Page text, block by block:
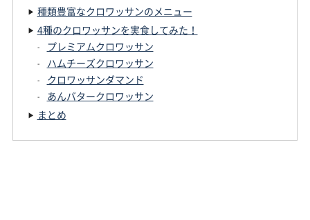
種類豊富なクロワッサンのメニュー
4種のクロワッサンを実食してみた！
プレミアムクロワッサン
ハムチーズクロワッサン
クロワッサンダマンド
あんバタークロワッサン
まとめ